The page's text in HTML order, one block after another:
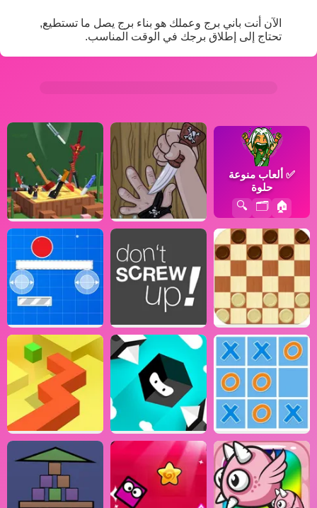
الآن أنت باني برج وعملك هو بناء برج يصل ما تستطيع,
تحتاج إلى إطلاق برجك في الوقت المناسب.
✅ ألعاب منوعة
حلوة
🏠
🗂️
🔍